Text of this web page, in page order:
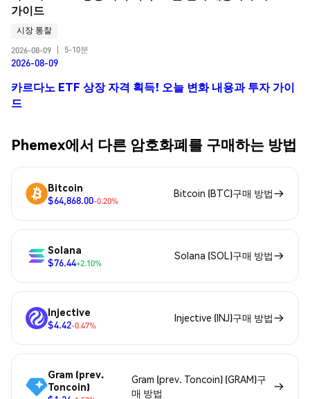
가이드
시장 통찰
2026-08-09
5-10분
2026-08-09
카르다노 ETF 상장 자격 획득! 오늘 변화 내용과 투자 가이
드
Phemex에서 다른 암호화폐를 구매하는 방법
Bitcoin
$64,868.00-0.20%
Bitcoin (BTC)구매 방법
Solana
$76.44+2.10%
Solana (SOL)구매 방법
Injective
$4.42-0.47%
Injective (INJ)구매 방법
Gram (prev.
Toncoin)
Gram (prev. Toncoin) (GRAM)구
매 방법